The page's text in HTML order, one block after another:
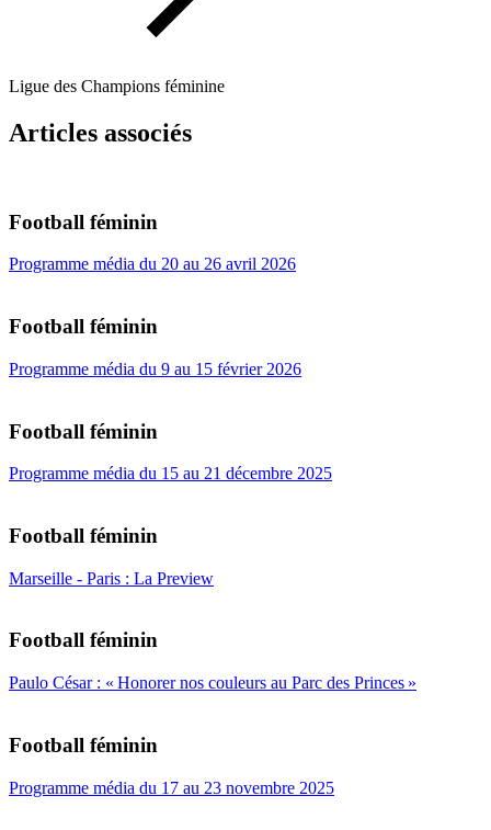
Ligue des Champions féminine
Articles associés
Football féminin
Programme média du 20 au 26 avril 2026
Football féminin
Programme média du 9 au 15 février 2026
Football féminin
Programme média du 15 au 21 décembre 2025
Football féminin
Marseille - Paris : La Preview
Football féminin
Paulo César : « Honorer nos couleurs au Parc des Princes »
Football féminin
Programme média du 17 au 23 novembre 2025